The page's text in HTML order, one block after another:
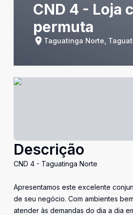
CND 4 - Loja
permuta
Taguatinga Norte,
Descrição
CND 4 - Taguatinga Norte
Apresentamos este excelente
de seu negócio. Com ambientes
atender às demandas do dia a dia